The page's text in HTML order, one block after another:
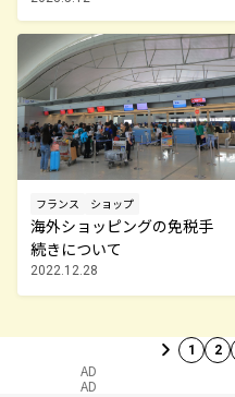
フランス ショップ
海外ショッピングの免税手
続きについて
2022.12.28
1 2
AD
AD